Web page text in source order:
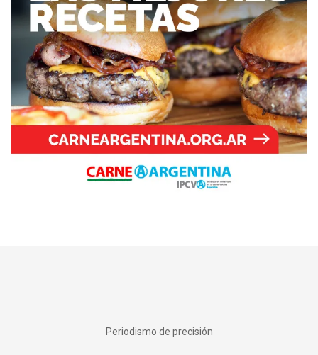
Periodismo de precisión